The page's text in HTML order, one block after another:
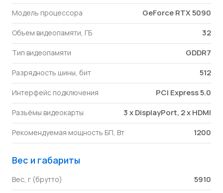
Модель процессора GeForce RTX 5090
Объем видеопамяти, ГБ 32
Тип видеопамяти GDDR7
Разрядность шины, бит 512
Интерфейс подключения PCI Express 5.0
Разъёмы видеокарты 3 x DisplayPort, 2 x HDMI
Рекомендуемая мощность БП, Вт 1200
Вес и габариты
Вес, г (брутто) 5910